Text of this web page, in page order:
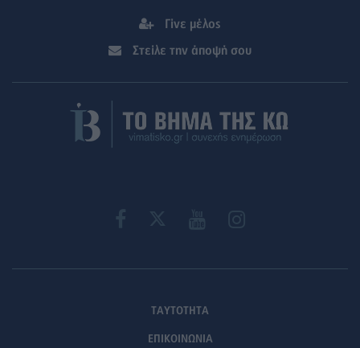
Γίνε μέλος
Στείλε την άποψή σου
ΤΑΥΤΟΤΗΤΑ
ΕΠΙΚΟΙΝΩΝΙΑ